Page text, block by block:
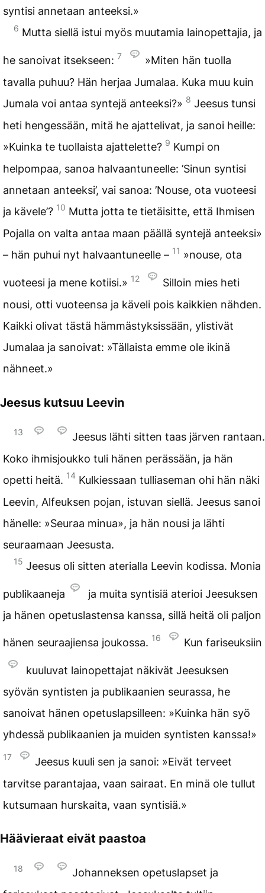
syntisi annetaan anteeksi.»
6 Mutta siellä istui myös muutamia lainopettajia, ja
he sanoivat itsekseen: 7
»Miten hän tuolla
tavalla puhuu? Hän herjaa Jumalaa. Kuka muu kuin
Jumala voi antaa syntejä anteeksi?» 8 Jeesus tunsi
heti hengessään, mitä he ajattelivat, ja sanoi heille:
»Kuinka te tuollaista ajattelette? 9 Kumpi on
helpompaa, sanoa halvaantuneelle: ’Sinun syntisi
annetaan anteeksi’, vai sanoa: ’Nouse, ota vuoteesi
ja kävele’? 10 Mutta jotta te tietäisitte, että Ihmisen
Pojalla on valta antaa maan päällä syntejä anteeksi»
– hän puhui nyt halvaantuneelle – 11 »nouse, ota
vuoteesi ja mene kotiisi.» 12
Silloin mies heti
nousi, otti vuoteensa ja käveli pois kaikkien nähden.
Kaikki olivat tästä hämmästyksissään, ylistivät
Jumalaa ja sanoivat: »Tällaista emme ole ikinä
nähneet.»
Jeesus kutsuu Leevin
13
Jeesus lähti sitten taas järven rantaan.
Koko ihmisjoukko tuli hänen perässään, ja hän
opetti heitä. 14 Kulkiessaan tulliaseman ohi hän näki
Leevin, Alfeuksen pojan, istuvan siellä. Jeesus sanoi
hänelle: »Seuraa minua», ja hän nousi ja lähti
seuraamaan Jeesusta.
15 Jeesus oli sitten aterialla Leevin kodissa. Monia
publikaaneja
ja muita syntisiä aterioi Jeesuksen
ja hänen opetuslastensa kanssa, sillä heitä oli paljon
hänen seuraajiensa joukossa. 16 Kun fariseuksiin
kuuluvat lainopettajat näkivät Jeesuksen
syövän syntisten ja publikaanien seurassa, he
sanoivat hänen opetuslapsilleen: »Kuinka hän syö
yhdessä publikaanien ja muiden syntisten kanssa!»
17
Jeesus kuuli sen ja sanoi: »Eivät terveet
tarvitse parantajaa, vaan sairaat. En minä ole tullut
kutsumaan hurskaita, vaan syntisiä.»
Häävieraat eivät paastoa
18
Johanneksen opetuslapset ja